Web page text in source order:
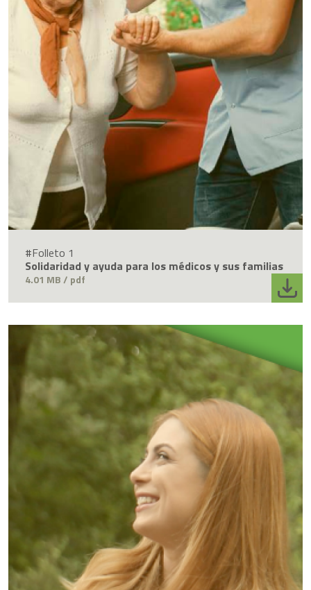
#Folleto 1
Solidaridad y ayuda para los médicos y sus familias
4.01 MB / pdf